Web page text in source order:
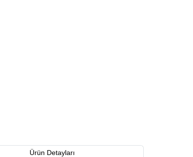
Ürün Detayları